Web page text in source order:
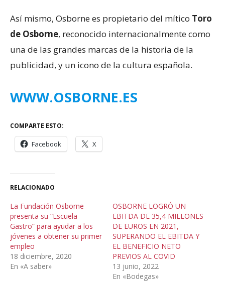
Así mismo, Osborne es propietario del mítico Toro
de Osborne, reconocido internacionalmente como
una de las grandes marcas de la historia de la
publicidad, y un icono de la cultura española.
WWW.OSBORNE.ES
COMPARTE ESTO:
Facebook X
RELACIONADO
La Fundación Osborne
presenta su “Escuela
Gastro” para ayudar a los
jóvenes a obtener su primer
empleo
18 diciembre, 2020
En «A saber»
OSBORNE LOGRÓ UN
EBITDA DE 35,4 MILLONES
DE EUROS EN 2021,
SUPERANDO EL EBITDA Y
EL BENEFICIO NETO
PREVIOS AL COVID
13 junio, 2022
En «Bodegas»